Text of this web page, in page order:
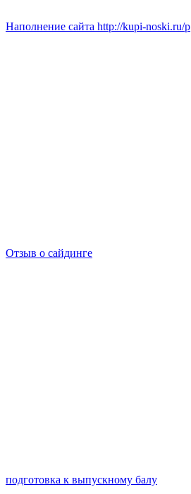
Наполнение сайта http://kupi-noski.ru/p
Отзыв о сайдинге
подготовка к выпускному балу